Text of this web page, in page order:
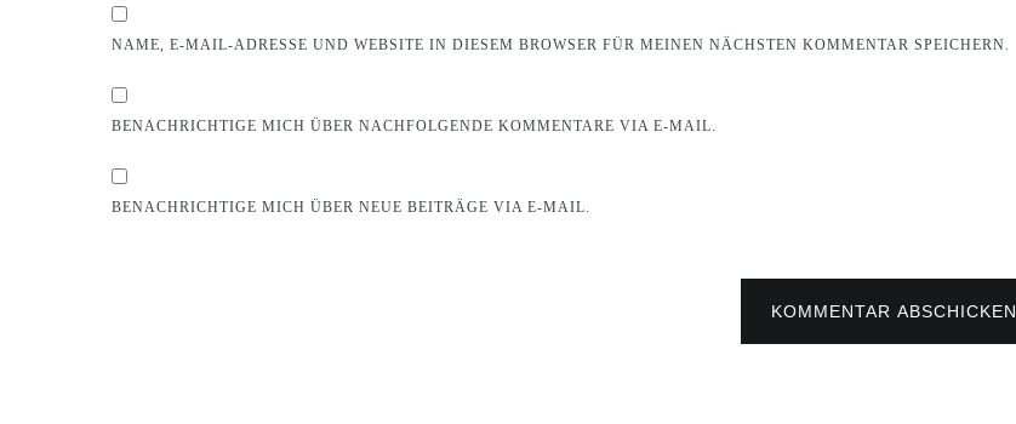
NAME, E-MAIL-ADRESSE UND WEBSITE IN DIESEM BROWSER FÜR MEINEN NÄCHSTEN KOMMENTAR SPEICHERN.
BENACHRICHTIGE MICH ÜBER NACHFOLGENDE KOMMENTARE VIA E-MAIL.
BENACHRICHTIGE MICH ÜBER NEUE BEITRÄGE VIA E-MAIL.
KOMMENTAR ABSCHICKEN